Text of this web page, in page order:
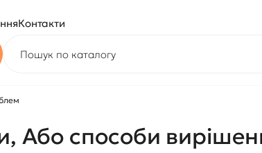
Контакти
Або способи